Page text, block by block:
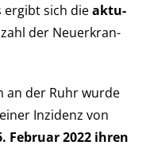
er­gibt sich dieaktu­
der Neu­er­kran­
an der Ruhr wurde
Inzi­denz von
Februar 2022 ihren